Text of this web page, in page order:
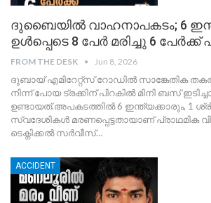
ദുബൈയിൽ വാഹനാപകടം; 6
ഉൾപ്പെടെ 8 പേർ മരിച്ചു 6 പേർക്ക്
FROM THE DESK Jun 8, 2026
ദുബായ് എമിറേറ്റ്സ് റോഡിൽ സാങ്കേതിക
നിന്ന് പോയ ട്രക്കിന് പിറകിൽ മിനി ബസ്
ഉണ്ടായത്.അപകടത്തിൽ 6 ഇന്ത്യക്കാരും, 1
സ്വദേശികൾ മരണപ്പെട്ടതായാണ് പ്രാഥമിക
ടെക്നിക്കൽ സർവീസ്…
ACCIDENT